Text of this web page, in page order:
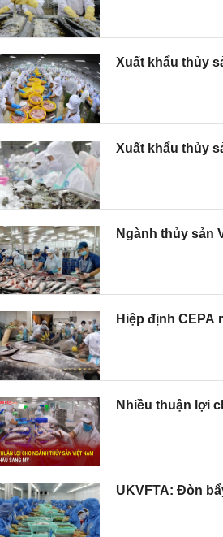
Xuất khẩu thủy
Xuất khẩu thủy
Ngành thủy sản
Hiệp định CEPA
Nhiều thuận lợi
UKVFTA: Đòn